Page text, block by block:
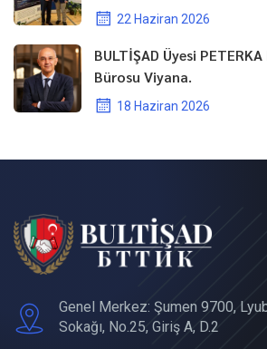
22 Haziran 2026
BULTİŞAD Üyesi
Bürosu Viyana.
18 Haziran 2026
Genel Merkez: Şumen 9700,
Sokağı, No.25, Giriş A, D.2